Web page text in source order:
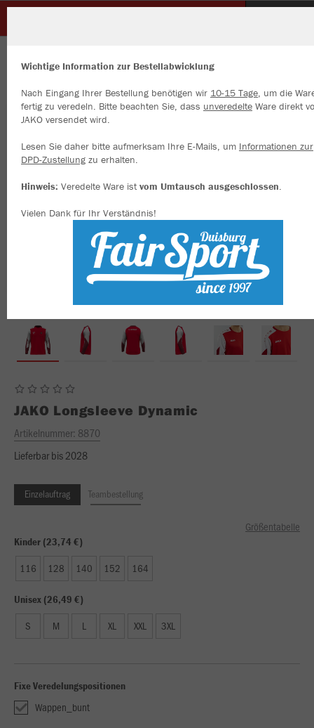
JAKO Longsleeve Dynamic
Artikelnummer: 8870
Lieferbar bis 2028
Einzelauftrag Teambestellung
Größentabelle
Kinder (23,74 €)
116 128 140 152 164
Unisex (26,49 €)
S M L XL XXL 3XL
Fixe Veredelungspositionen
Wappen_bunt
Wichtige Information zur Bestellabwicklung
Nach Eingang Ihrer Bestellung benötigen wir 10-15 Tage, um die
fertig zu veredeln. Bitte beachten Sie, dass unveredelte Ware direkt
JAKO versendet wird.
Lesen Sie daher bitte aufmerksam Ihre E-Mails, um Informationen zur
DPD-Zustellung zu erhalten.
Hinweis: Veredelte Ware istvom Umtausch ausgeschlossen.
Vielen Dank für Ihr Verständnis!
Wir verwenden Cookies
Inhalte anzeigen und unsere Website verbessern. Weitere
zu den Cookies findest Du in den Einstellungen.
Alle akzeptieren
Alle ablehnen
mehr Infos
Datenschutz
Impressum